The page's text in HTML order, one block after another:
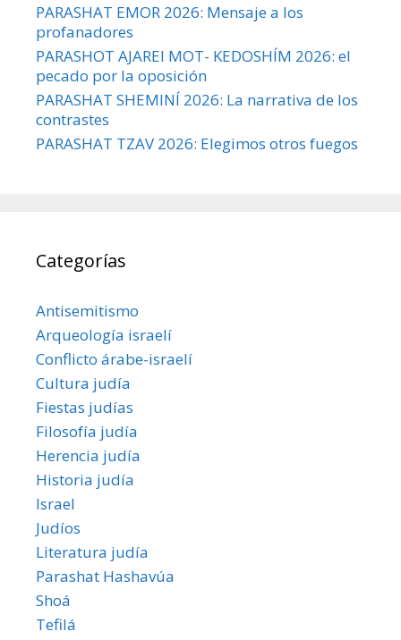
PARASHAT EMOR 2026: Mensaje a los
profanadores
PARASHOT AJAREI MOT- KEDOSHÍM 2026: el
pecado por la oposición
PARASHAT SHEMINÍ 2026: La narrativa de los
contrastes
PARASHAT TZAV 2026: Elegimos otros fuegos
Categorías
Antisemitismo
Arqueología israelí
Conflicto árabe-israelí
Cultura judía
Fiestas judías
Filosofía judía
Herencia judía
Historia judía
Israel
Judíos
Literatura judía
Parashat Hashavúa
Shoá
Tefilá